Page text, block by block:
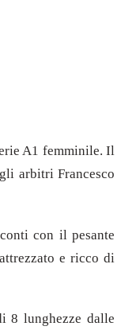
A1 femminile. Il
arbitri Francesco
con il pesante
e ricco di
8 lunghezze dalle